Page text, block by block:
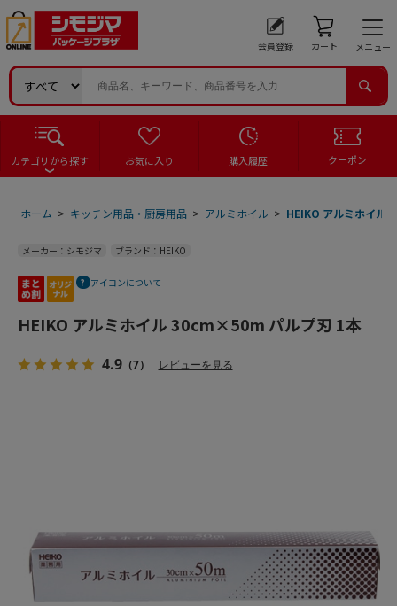
会員登録 カート メニュー
カテゴリから探す お気に入り 購入履歴 クーポン
ホーム > キッチン用品・厨房用品 > アルミホイル > HEIKO アルミホイル
メーカー：シモジマ ブランド：HEIKO
アイコンについて
HEIKO アルミホイル 30cm×50m パルプ刃 1本
4.9（7） レビューを見る